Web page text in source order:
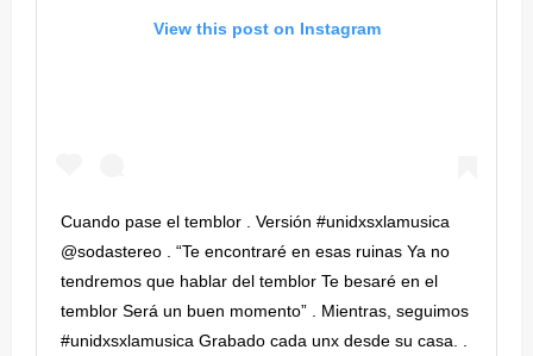
View this post on Instagram
Cuando pase el temblor . Versión #unidxsxlamusica
@sodastereo . “Te encontraré en esas ruinas Ya no
tendremos que hablar del temblor Te besaré en el
temblor Será un buen momento” . Mientras, seguimos
#unidxsxlamusica Grabado cada unx desde su casa. .